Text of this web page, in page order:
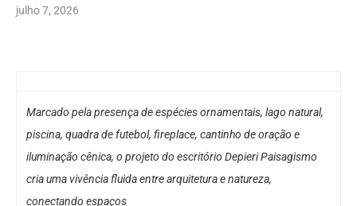
julho 7, 2026
Marcado pela presença de espécies ornamentais, lago natural,
piscina, quadra de futebol, fireplace, cantinho de oração e
iluminação cênica, o projeto do escritório Depieri Paisagismo
cria uma vivência fluida entre arquitetura e natureza,
conectando espaços